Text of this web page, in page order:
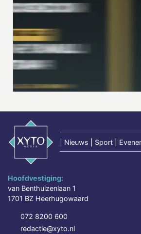
Nieuws | Sport |
Hoofdvestiging:
van Benthuizenlaan 1
1701 BZ Heerhugowaard
072 8200 600
redactie@xyto.nl